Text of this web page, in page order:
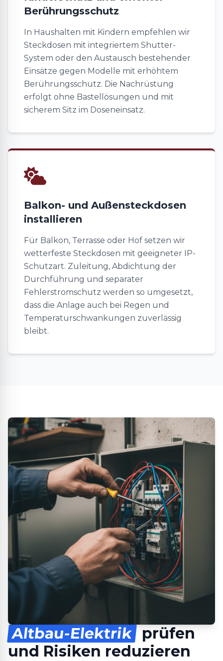
Berührungsschutz
In Haushalten mit Kindern empfehlen wir
Steckdosen mit integriertem Shutter-
System oder den Austausch bestehender
Einsätze gegen Modelle mit erhöhtem
Berührungsschutz. Die Nachrüstung
erfolgt ohne Bastellösungen und mit
sicherem Sitz im Doseneinsatz.
Balkon- und Außensteckdosen
installieren
Für Balkon, Terrasse oder Hof setzen wir
wetterfeste Steckdosen mit geeigneter IP-
Schutzart. Zuleitung, Abdichtung der
Durchführung und separater
Fehlerstromschutz werden so umgesetzt,
dass die Anlage auch bei Regen und
Temperaturschwankungen zuverlässig
bleibt.
Altbau-Elektrik prüfen
und Risiken reduzieren